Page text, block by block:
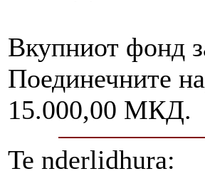
Вкупниот фонд
Поединечните
15.000,00 МКД.
Te nderlidhura: